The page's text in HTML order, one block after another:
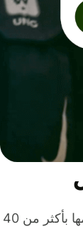
وفّر المال عند إرسال الأموال وإنفاقها واستلامها بأكثر من 40